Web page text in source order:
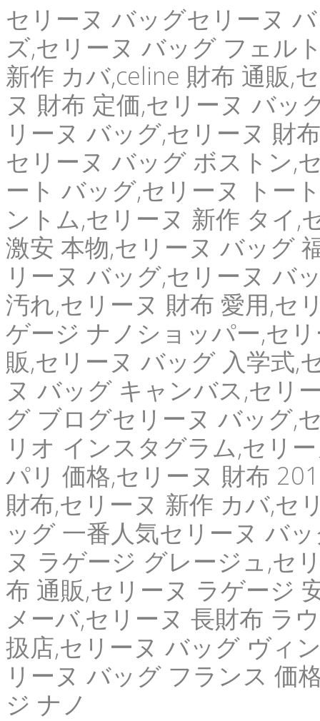
セリーヌ バッグセリーヌ
ズ,セリーヌ バッグ フェル
新作 カバ,celine 財布 通販,
ヌ 財布 定価,セリーヌ バッ
リーヌ バッグ,セリーヌ 財
セリーヌ バッグ ボストン,
ート バッグ,セリーヌ トー
ントム,セリーヌ 新作 タイ,
激安 本物,セリーヌ バッグ
リーヌ バッグ,セリーヌ バ
汚れ,セリーヌ 財布 愛用,セ
ゲージ ナノショッパー,セ
販,セリーヌ バッグ 入学式,
ヌ バッグ キャンバス,セリ
グ ブログセリーヌ バッグ,
リオ インスタグラム,セリ
パリ 価格,セリーヌ 財布
財布,セリーヌ 新作 カバ,セ
ッグ 一番人気セリーヌ バ
ヌ ラゲージ グレージュ,セ
布 通販,セリーヌ ラゲージ
メーバ,セリーヌ 長財布 ラ
扱店,セリーヌ バッグ ヴィ
リーヌ バッグ フランス 価
ジ ナノ